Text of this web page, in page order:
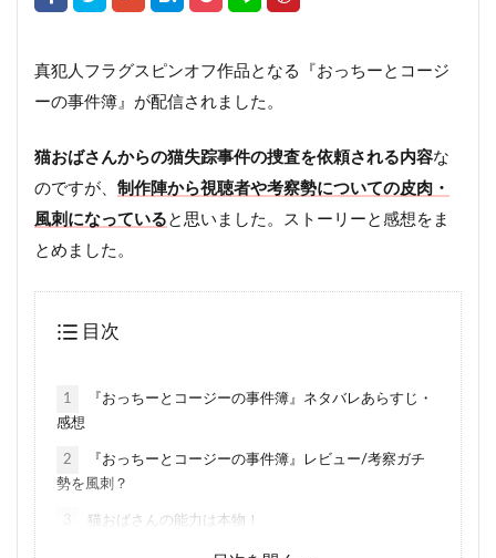
真犯人フラグスピンオフ作品となる『おっちーとコージ
ーの事件簿』が配信されました。
猫おばさんからの猫失踪事件の捜査を依頼される内容な
のですが、 制作陣から視聴者や考察勢についての皮肉・
風刺になっている と思いました。ストーリーと感想をま
とめました。
目次
1
『おっちーとコージーの事件簿』ネタバレあらすじ・
感想
2
『おっちーとコージーの事件簿』レビュー/考察ガチ
勢を風刺？
猫おばさんの能力は本物！